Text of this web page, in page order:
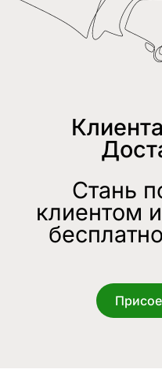
Стань
клиентом